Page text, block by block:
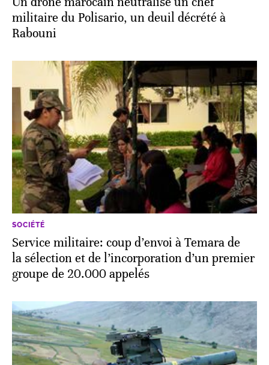
militaire du Polisario, un deuil décrété à
Rabouni
SOCIÉTÉ
Service militaire: coup d’envoi à Temara de
la sélection et de l’incorporation d’un premier
groupe de 20.000 appelés